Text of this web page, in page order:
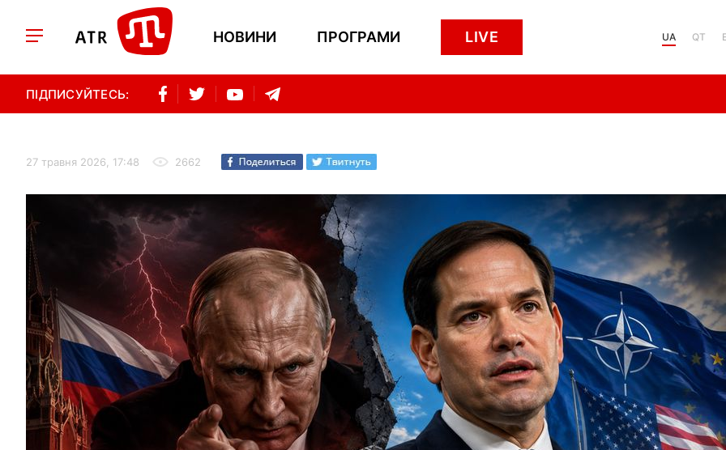
НОВИНИ ПРОГРАМИ LIVE UA QT
ПІДПИСУЙТЕСЬ:
27 травня 2026, 17:48 2662